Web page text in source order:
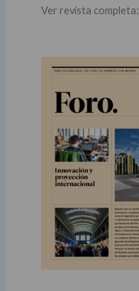
Ver revista completa: